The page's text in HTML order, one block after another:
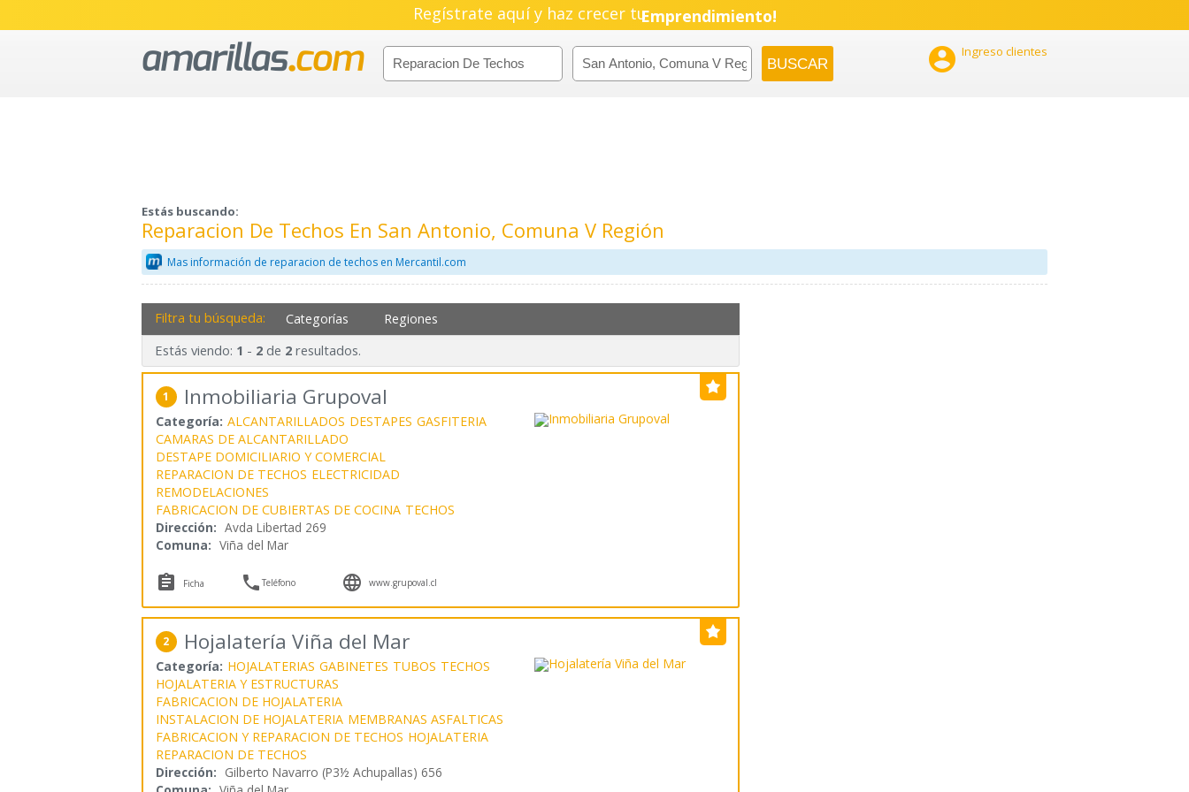
Regístrate aquí y haz crecer tuPyme!
Emprendimiento!
 Ingreso clientes
Estás buscando:
Reparacion De Techos En San Antonio, Comuna V Región
Mas información de reparacion de techos en Mercantil.com
Filtra tu búsqueda: Categorías Regiones
Estás viendo: 1 - 2de 2resultados.
1 Inmobiliaria Grupoval
Categoría: ALCANTARILLADOS DESTAPES GASFITERIA
CAMARAS DE ALCANTARILLADO
DESTAPE DOMICILIARIO Y COMERCIAL
REPARACION DE TECHOS ELECTRICIDAD
REMODELACIONES
FABRICACION DE CUBIERTAS DE COCINA TECHOS
Dirección: Avda Libertad 269
Comuna: Viña del Mar
 Ficha Teléfono  www.grupoval.cl
2 Hojalatería Viña del Mar
Categoría: HOJALATERIAS GABINETES TUBOS TECHOS
HOJALATERIA Y ESTRUCTURAS
FABRICACION DE HOJALATERIA
INSTALACION DE HOJALATERIA MEMBRANAS ASFALTICAS
FABRICACION Y REPARACION DE TECHOS HOJALATERIA
REPARACION DE TECHOS
Dirección: Gilberto Navarro (P3½ Achupallas) 656